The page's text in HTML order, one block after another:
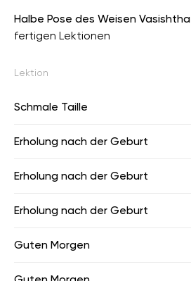
Halbe Pose des Weisen Vasishtha
fertigen Lektionen
Lektion
Schmale Taille
Erholung nach der Geburt
Erholung nach der Geburt
Erholung nach der Geburt
Guten Morgen